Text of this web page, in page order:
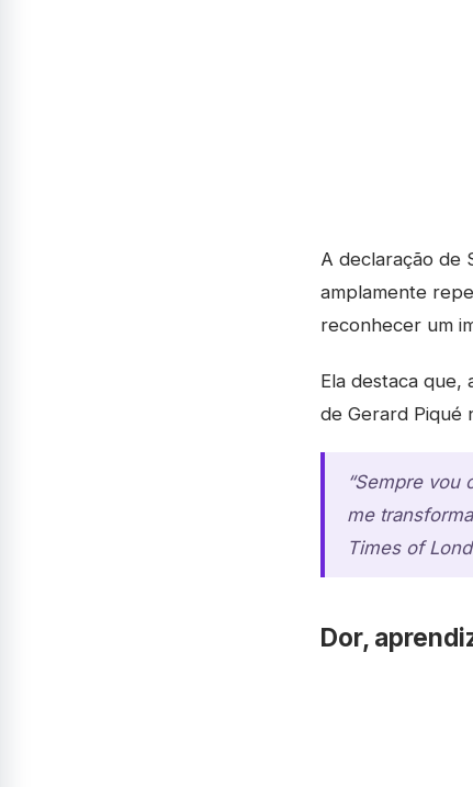
A declaração de
amplamente
reconhecer um
Ela destaca
de Gerard Piqué
“Sempre vou
me
Times of
Dor,